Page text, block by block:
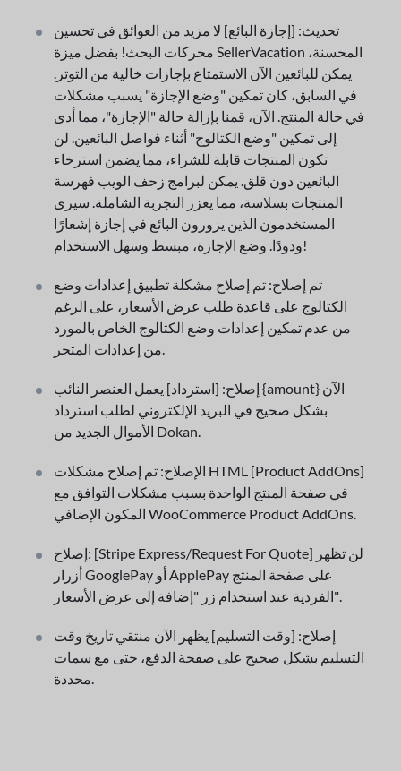
تحديث: [إجازة البائع] لا مزيد من العوائق في تحسين
محركات البحث! بفضل ميزة SellerVacation المحسنة،
يمكن للبائعين الآن الاستمتاع بإجازات خالية من التوتر.
في السابق، كان تمكين "وضع الإجازة" يسبب مشكلات
في حالة المنتج. الآن، قمنا بإزالة حالة "الإجازة"، مما أدى
إلى تمكين "وضع الكتالوج" أثناء فواصل البائعين. لن
تكون المنتجات قابلة للشراء، مما يضمن استرخاء
البائعين دون قلق. يمكن لبرامج زحف الويب فهرسة
المنتجات بسلاسة، مما يعزز التجربة الشاملة. سيرى
المستخدمون الذين يزورون البائع في إجازة إشعارًا
ودودًا. وضع الإجازة، مبسط وسهل الاستخدام!
تم إصلاح: تم إصلاح مشكلة تطبيق إعدادات وضع
الكتالوج على قاعدة طلب عرض الأسعار، على الرغم
من عدم تمكين إعدادات وضع الكتالوج الخاص بالمورد
من إعدادات المتجر.
إصلاح: [استرداد] يعمل العنصر النائب {amount} الآن
بشكل صحيح في البريد الإلكتروني لطلب استرداد
الأموال الجديد من Dokan.
الإصلاح: تم إصلاح مشكلات HTML [Product AddOns]
في صفحة المنتج الواحدة بسبب مشكلات التوافق مع
المكون الإضافي WooCommerce Product AddOns.
إصلاح: [Stripe Express/Request For Quote] لن تظهر
أزرار GooglePay أو ApplePay على صفحة المنتج
الفردية عند استخدام زر "إضافة إلى عرض الأسعار".
إصلاح: [وقت التسليم] يظهر الآن منتقي تاريخ وقت
التسليم بشكل صحيح على صفحة الدفع، حتى مع سمات
محددة.